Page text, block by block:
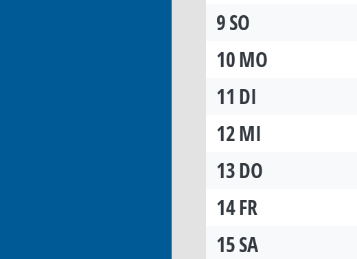
9SO
10MO
11 DI
12MI
13DO
14FR
15SA